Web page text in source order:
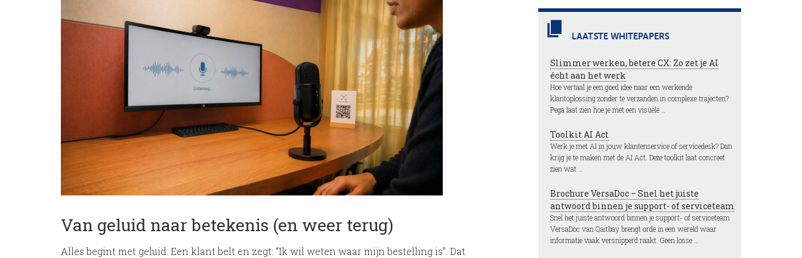
Van geluid naar betekenis (en weer terug)
Alles begint met geluid. Een klant belt en zegt: “Ik wil weten waar mijn bestelling is”. Dat
LAATSTE WHITEPAPERS
Slimmer werken, betere CX: Zo zet je AI
écht aan het werk
Hoe vertaal je een goed idee naar een werkende
klantoplossing zonder te verzanden in complexe trajecten?
Pega laat zien hoe je met een visuele …
Toolkit AI Act
Werk je met AI in jouw klantenservice of servicedesk? Dan
krijg je te maken met de AI Act. Deze toolkit laat concreet
zien wat …
Brochure VersaDoc – Snel het juiste
antwoord binnen je support- of serviceteam
Snel het juiste antwoord binnen je support- of serviceteam
VersaDoc van Qaitbay brengt orde in een wereld waar
informatie vaak versnipperd raakt. Geen losse …